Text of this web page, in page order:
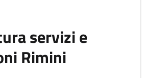
servizi e
Rimini